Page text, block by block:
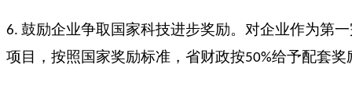
6. 鼓励企业争取国家科技进步奖励。对企业作为第
项目，按照国家奖励标准，省财政按50%给予配套奖